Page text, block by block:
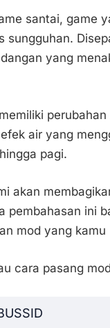
santai, game
sungguhan.
yang
air yang
pagi.
akan
pembahasan ini
mod yang kamu
cara pasang